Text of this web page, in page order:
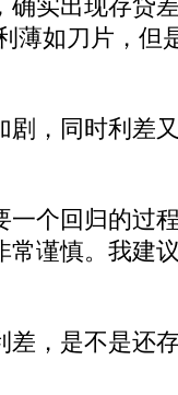
实出现存贷
薄如刀片，但
，同时利差
个回归的过
谨慎。我建
，是不是还存